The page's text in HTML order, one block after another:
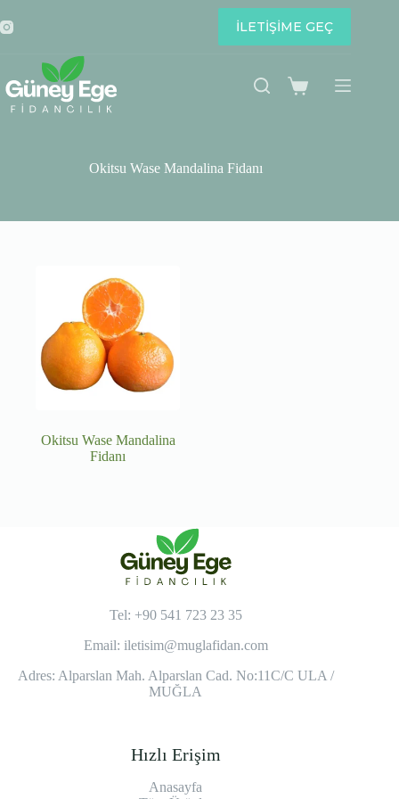
to
content
İLETİŞİME GEÇ
Shopping
Okitsu Wase Mandalina Fidanı
Okitsu Wase Mandalina
Fidanı
Tel: +90 541 723 23 35
Email: iletisim@muglafidan.com
Adres: Alparslan Mah. Alparslan Cad. No:11C/C ULA /
MUĞLA
Hızlı Erişim
Anasayfa